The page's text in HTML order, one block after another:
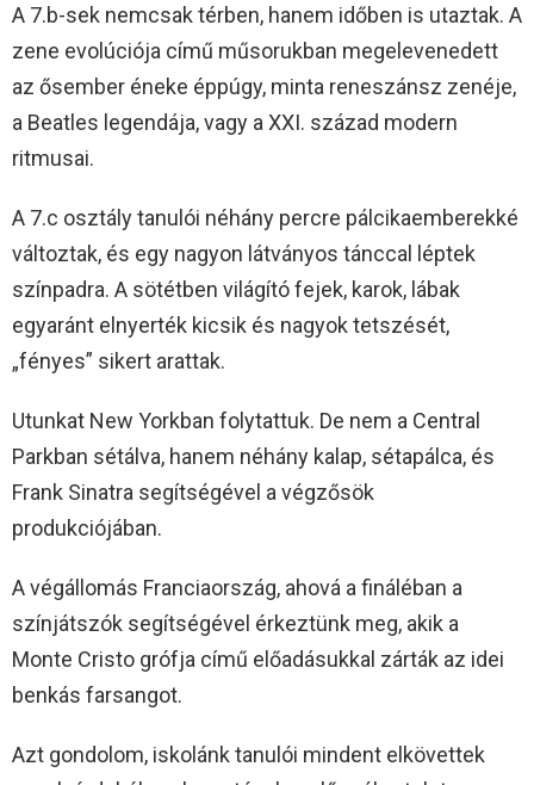
A 7.b-sek nemcsak térben, hanem időben is utaztak. A
zene evolúciója című műsorukban megelevenedett
az ősember éneke éppúgy, minta reneszánsz zenéje,
a Beatles legendája, vagy a XXI. század modern
ritmusai.
A 7.c osztály tanulói néhány percre pálcikaemberekké
változtak, és egy nagyon látványos tánccal léptek
színpadra. A sötétben világító fejek, karok, lábak
egyaránt elnyerték kicsik és nagyok tetszését,
„fényes” sikert arattak.
Utunkat New Yorkban folytattuk. De nem a Central
Parkban sétálva, hanem néhány kalap, sétapálca, és
Frank Sinatra segítségével a végzősök
produkciójában.
A végállomás Franciaország, ahová a fináléban a
színjátszók segítségével érkeztünk meg, akik a
Monte Cristo grófja című előadásukkal zárták az idei
benkás farsangot.
Azt gondolom, iskolánk tanulói mindent elkövettek